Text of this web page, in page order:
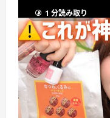
1 分読み取り